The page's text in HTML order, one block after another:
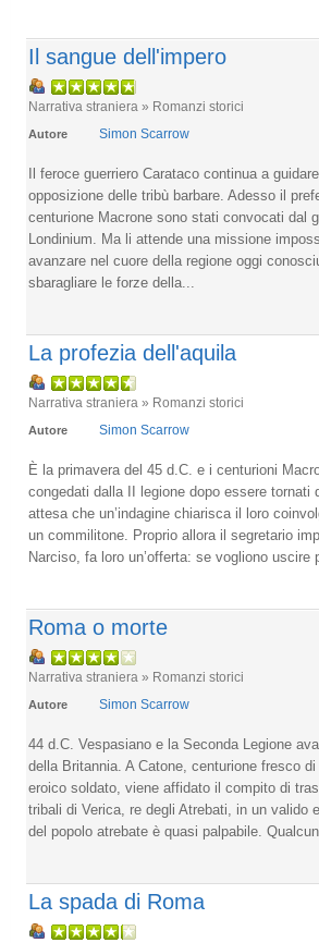
Il sangue dell'impero
Narrativa straniera » Romanzi storici
Autore Simon Scarrow
Il feroce guerriero Carataco continua a
opposizione delle tribù barbare. Adesso il
centurione Macrone sono stati convocati dal
Londinium. Ma li attende una missione
avanzare nel cuore della regione oggi
sbaragliare le forze della...
La profezia dell'aquila
Narrativa straniera » Romanzi storici
Autore Simon Scarrow
È la primavera del 45 d.C. e i centurioni
congedati dalla II legione dopo essere tornati
attesa che un’indagine chiarisca il loro
un commilitone. Proprio allora il segretario
Narciso, fa loro un’offerta: se vogliono uscire
Roma o morte
Narrativa straniera » Romanzi storici
Autore Simon Scarrow
44 d.C. Vespasiano e la Seconda Legione
della Britannia. A Catone, centurione fresco
eroico soldato, viene affidato il compito di
tribali di Verica, re degli Atrebati, in un valido
del popolo atrebate è quasi palpabile.
La spada di Roma